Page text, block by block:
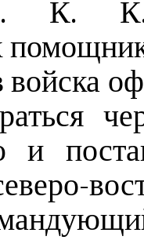
К.
войска
и